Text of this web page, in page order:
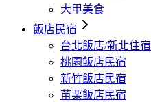
大甲美食
飯店民宿
台北飯店/新北住宿
桃園飯店民宿
新竹飯店民宿
苗栗飯店民宿